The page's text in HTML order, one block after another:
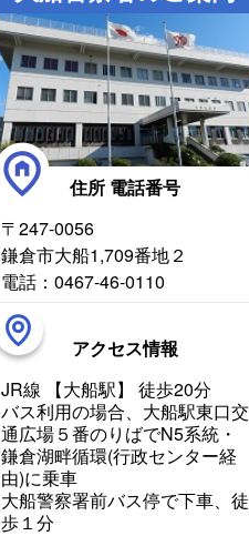
住所 電話番号
〒247-0056
鎌倉市大船1,709番地２
電話：0467-46-0110
アクセス情報
JR線 【大船駅】 徒歩20分
バス利用の場合、大船駅東口交
通広場５番のりばでN5系統・
鎌倉湖畔循環(行政センター経
由)に乗車
大船警察署前バス停で下車、徒
歩１分